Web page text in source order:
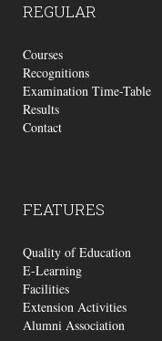
REGULAR
Courses
Recognitions
Examination Time-Table
Results
Contact
FEATURES
Quality of Education
E-Learning
Facilities
Extension Activities
Alumni Association